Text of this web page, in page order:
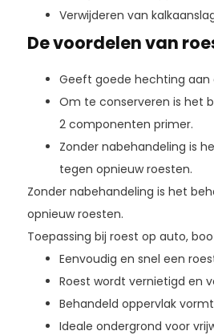
Verwijderen van
De voordelen van
Geeft goede hechting aan
Om te conserveren is het
2 componenten primer.
Zonder nabehandeling is
tegen opnieuw roesten.
Zonder nabehandeling is het
opnieuw roesten.
Toepassing bij roest op auto,
Eenvoudig en snel een
Roest wordt vernietigd en
Behandeld oppervlak
Ideale ondergrond voor